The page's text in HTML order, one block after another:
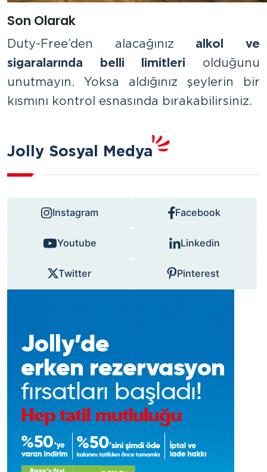
Son Olarak
Duty-Free’den alacağınız alkol ve
sigaralarında belli limitleri olduğunu
unutmayın. Yoksa aldığınız şeylerin bir
kısmını kontrol esnasında bırakabilirsiniz.
Jolly Sosyal Medya
Instagram Facebook
Youtube Linkedin
Twitter Pinterest